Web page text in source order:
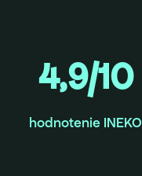
4,9/10
hodnotenie INEKO